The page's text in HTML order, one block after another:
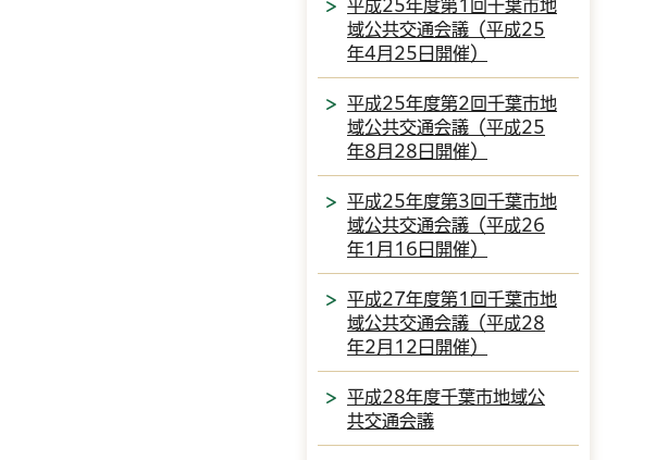
平成25年度第1回千葉市地
域公共交通会議（平成25
年4月25日開催）
平成25年度第2回千葉市地
域公共交通会議（平成25
年8月28日開催）
平成25年度第3回千葉市地
域公共交通会議（平成26
年1月16日開催）
平成27年度第1回千葉市地
域公共交通会議（平成28
年2月12日開催）
平成28年度千葉市地域公
共交通会議